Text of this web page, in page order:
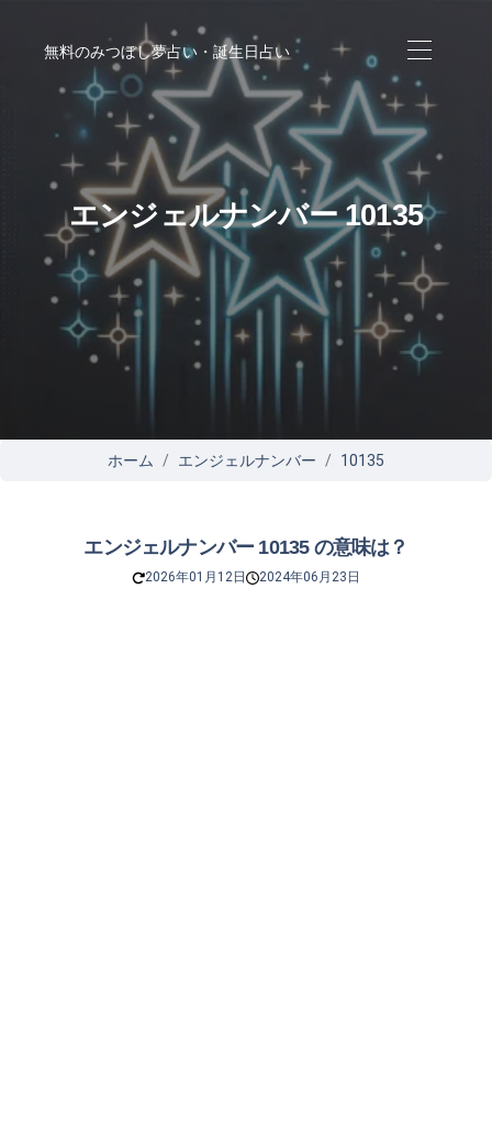
無料のみつぼし夢占い・誕生日占い
エンジェルナンバー 10135
ホーム エンジェルナンバー 10135
エンジェルナンバー 10135 の意味は？
2026年01月12日 2024年06月23日